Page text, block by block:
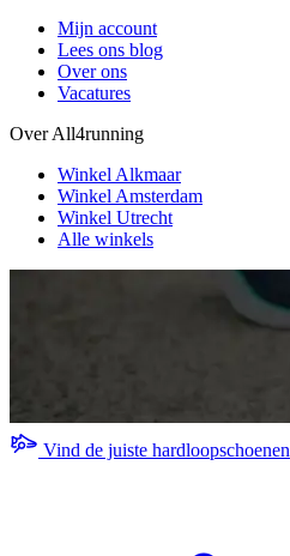
Mijn account
Lees ons blog
Over ons
Vacatures
Over All4running
Winkel Alkmaar
Winkel Amsterdam
Winkel Utrecht
Alle winkels
Vind de juiste hardloopschoenen